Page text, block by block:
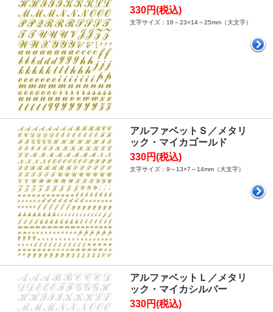
330円(税込)
文字サイズ：16～23×14～25mm（大文字）
アルファベットＳ／メタリ
ック・マイカゴールド
330円(税込)
文字サイズ：9～13×7～14mm（大文字）
アルファベットＬ／メタリ
ック・マイカシルバー
330円(税込)